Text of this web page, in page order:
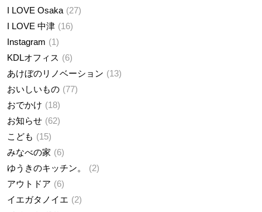
I LOVE Osaka
27
I LOVE 中津
16
Instagram
1
KDLオフィス
6
あけぼのリノベーション
13
おいしいもの 77
おでかけ
18
お知らせ
62
こども
15
みなべの家
6
ゆうきのキッチン。
2
アウトドア
6
イエガタノイエ
2